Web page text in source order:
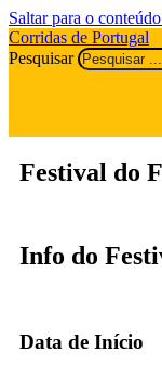
Saltar para o
Corridas de Portugal
Pesquisar
Festival do
Info do
Data de Início